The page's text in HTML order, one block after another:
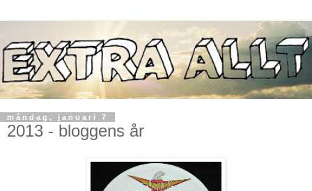
måndag, januari 7
2013 - bloggens år